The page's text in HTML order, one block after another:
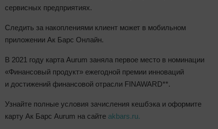
сервисных предприятиях.
Следить за накоплениями клиент может в мобильном
приложении Ак Барс Онлайн.
В 2021 году карта Aurum заняла первое место в номинации
«Финансовый продукт» ежегодной премии инноваций
и достижений финансовой отрасли FINAWARD**.
Узнайте полные условия зачисления кешбэка и оформите
карту Ак Барс Aurum на сайте akbars.ru.